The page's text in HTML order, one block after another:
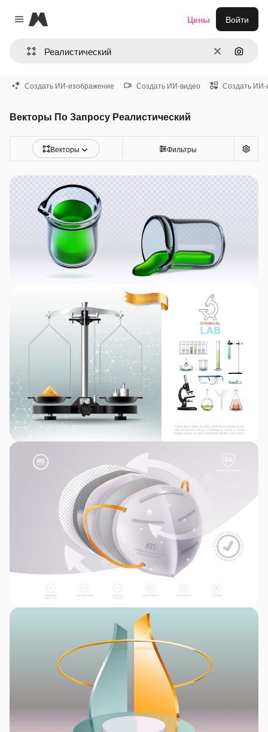
Close menu
Magnific
ОчиститьПоиск
Цены Войти
Создать ИИ-изображение Создать ИИ-видео Создать ИИ-
Векторы По Запросу Реалистический
Векторы Фильтры